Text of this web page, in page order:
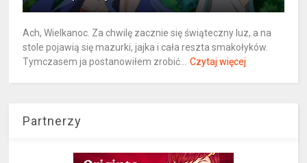
Ach, Wielkanoc. Za chwilę zacznie się świąteczny luz, a na
stole pojawią się mazurki, jajka i cała reszta smakołyków.
Tymczasem ja postanowiłem zrobić...
Czytaj więcej
Partnerzy